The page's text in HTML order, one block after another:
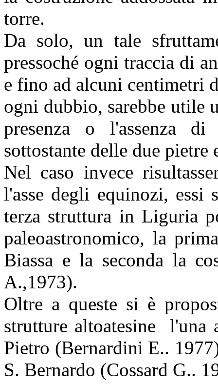
torre.
Da solo, un tale
pressoché ogni traccia di
e fino ad alcuni centimetri
ogni dubbio, sarebbe utile
presenza o l'assenza
sottostante delle due pietre
Nel caso invece
l'asse degli equinozi, essi
terza struttura in Liguria
paleoastronomico, la
Biassa e la seconda la
A.,1973).
Oltre a queste si è
strutture altoatesine
l'una
Pietro (Bernardini E..
S. Bernardo (Cossard G..